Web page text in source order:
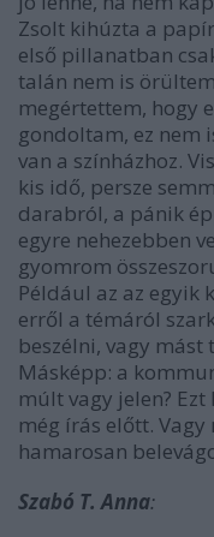
Zsolt kihúzta a
első pillanatban
talán nem is
megértettem, hogy
gondoltam, ez nem
van a színházhoz.
kis idő, persze
darabról, a pánik
egyre nehezebben
gyomrom
Például az az egyik
erről a témáról
beszélni, vagy
Másképp: a
múlt vagy jelen?
még írás előtt.
hamarosan
Szabó T. Anna: